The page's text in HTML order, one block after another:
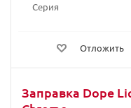
Серия
Отложить
Заправка Dope